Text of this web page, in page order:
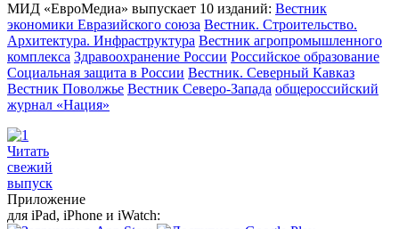
МИД «ЕвроМедиа» выпускает 10 изданий: Вестник
экономики Евразийского союза Вестник. Строительство.
Архитектура. Инфраструктура Вестник агропромышленного
комплекса Здравоохранение России Российское образование
Социальная защита в России Вестник. Северный Кавказ
Вестник Поволжье Вестник Северо-Запада общероссийский
журнал «Нация»
Читать
свежий
выпуск
Приложение
для iPad, iPhone и iWatch: